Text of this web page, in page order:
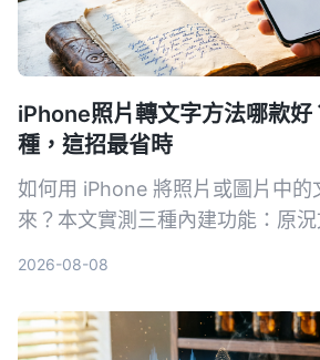
iPhone照片轉文字方法哪款
種，這招最省時
如何用 iPhone 將照片或圖片中的
來？本文實測三種內建功能：原
2026-08-08